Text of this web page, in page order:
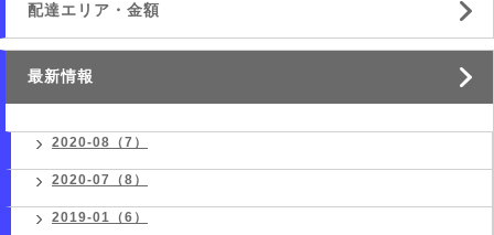
配達エリア・金額
最新情報
2020-08（7）
2020-07（8）
2019-01（6）